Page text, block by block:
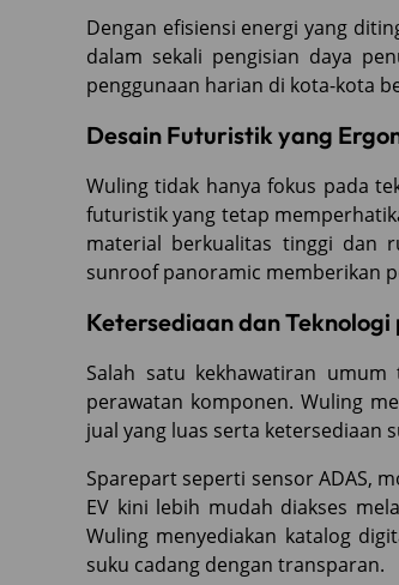
Dengan efisiensi energi yang
dalam sekali pengisian daya
penggunaan harian di kota-kota
Desain Futuristik yang
Wuling tidak hanya fokus pada
futuristik yang tetap
material berkualitas tinggi dan
sunroof panoramic memberikan
Ketersediaan dan
Salah satu kekhawatiran
perawatan komponen. Wuling
jual yang luas serta ketersediaan
Sparepart seperti sensor ADAS,
EV kini lebih mudah diakses
Wuling menyediakan katalog
suku cadang dengan transparan.